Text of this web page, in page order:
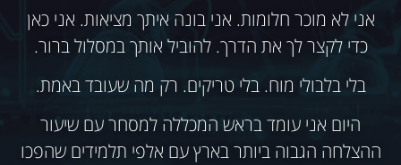
אני לא מוכר חלומות. אני בונה איתך מציאות. אני כאן
כדי לקצר לך את הדרך. להוביל אותך במסלול ברור.
בלי בלבולי מוח. בלי טריקים. רק מה שעובד באמת.
היום אני עומד בראש המכללה למסחר עם שיעור
ההצלחה הגבוה ביותר בארץ עם אלפי תלמידים שהפכו